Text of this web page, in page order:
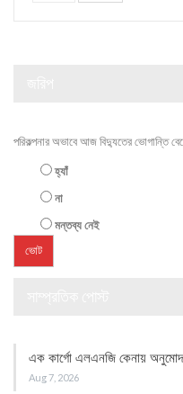
পরিকল্পনার অভাবে আজ বিদ্যুতের ভোগান্তি
হ্যাঁ
না
মন্তব্য নেই
এক কার্গো এলএনজি কেনায়
Aug 7, 2026